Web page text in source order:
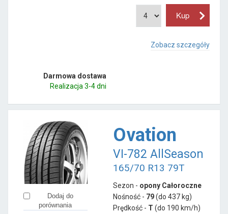
Zobacz szczegóły
Darmowa dostawa
Realizacja 3-4 dni
Dodaj do
porównania
Ovation
VI-782 AllSeason
165/70 R13 79T
Sezon - opony Całoroczne
Nośność - 79(do 437 kg)
Prędkość - T (do 190 km/h)